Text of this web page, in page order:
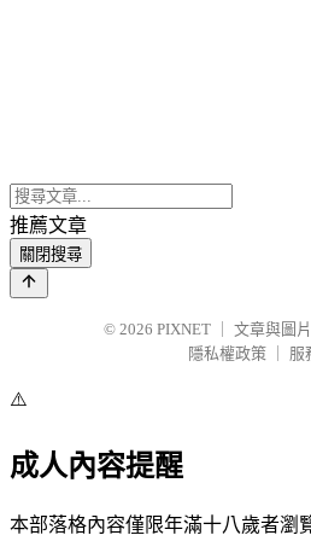
推薦文章
關閉搜尋
© 2026 PIXNET
文章與圖
隱私權政策
服
⚠️
成人內容提醒
本部落格內容僅限年滿十八歲者瀏